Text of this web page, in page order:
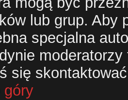
lub grup. Aby
specjalna
się
góry